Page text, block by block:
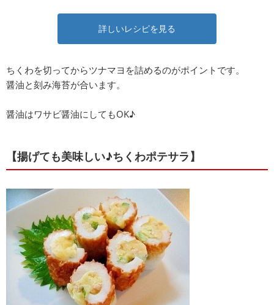
詳しいレシピを見る
ちくわを切ってからツナマヨを詰めるのがポイントです。
醤油と刻み海苔が合います。
醤油はワサビ醤油にしてもOK♪
【揚げても美味しい♪ちくわポテサラ】